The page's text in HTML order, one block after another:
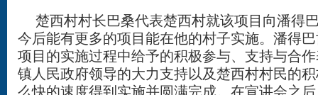
楚西村村长巴桑代表楚西村就该项目向潘得
今后能有更多的项目能在他的村子实施。潘得
项目的实施过程中给予的积极参与、支持与合
镇人民政府领导的大力支持以及楚西村村民的
么快的速度得到实施并圆满完成。在宣讲会之